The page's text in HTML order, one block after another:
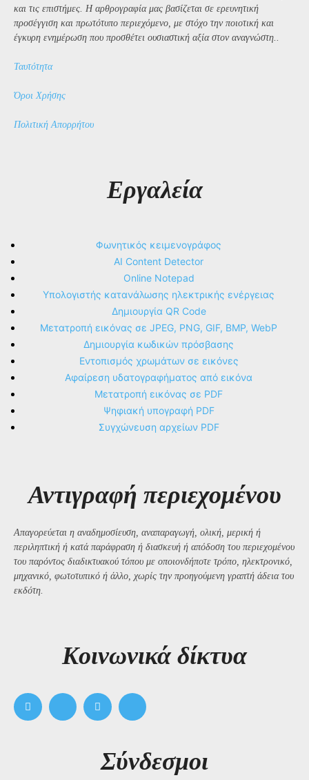
και τις επιστήμες. Η αρθρογραφία μας βασίζεται σε ερευνητική
προσέγγιση και πρωτότυπο περιεχόμενο, με στόχο την ποιοτική και
έγκυρη ενημέρωση που προσθέτει ουσιαστική αξία στον αναγνώστη..
Ταυτότητα
Όροι Χρήσης
Πολιτική Απορρήτου
Εργαλεία
Φωνητικός κειμενογράφος
AI Content Detector
Online Notepad
Υπολογιστής κατανάλωσης ηλεκτρικής ενέργειας
Δημιουργία QR Code
Μετατροπή εικόνας σε JPEG, PNG, GIF, BMP, WebP
Δημιουργία κωδικών πρόσβασης
Εντοπισμός χρωμάτων σε εικόνες
Αφαίρεση υδατογραφήματος από εικόνα
Μετατροπή εικόνας σε PDF
Ψηφιακή υπογραφή PDF
Συγχώνευση αρχείων PDF
Αντιγραφή περιεχομένου
Απαγορεύεται η αναδημοσίευση, αναπαραγωγή, ολική, μερική ή
περιληπτική ή κατά παράφραση ή διασκευή ή απόδοση του περιεχομένου
του παρόντος διαδικτυακού τόπου με οποιονδήποτε τρόπο, ηλεκτρονικό,
μηχανικό, φωτοτυπικό ή άλλο, χωρίς την προηγούμενη γραπτή άδεια του
εκδότη.
Kοινωνικά δίκτυα
Σύνδεσμοι